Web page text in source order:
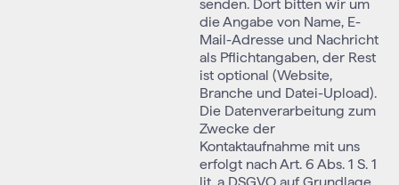
senden. Dort bitten wir um
die Angabe von Name, E-
Mail-Adresse und Nachricht
als Pflichtangaben, der Rest
ist optional (Website,
Branche und Datei-Upload).
Die Datenverarbeitung zum
Zwecke der
Kontaktaufnahme mit uns
erfolgt nach Art. 6 Abs. 1 S. 1